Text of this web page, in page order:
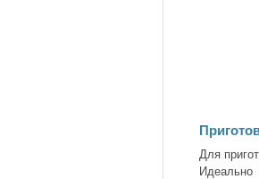
Для
Идеально